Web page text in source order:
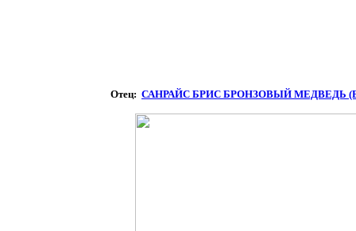
Отец: САНРАЙС БРИС БРОНЗОВЫЙ МЕДВЕДЬ